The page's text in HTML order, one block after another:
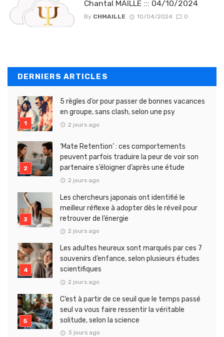
Chantal MAILLE ::: 04/10/2024
By CHMAILLE 10/04/2024 0
DERNIERS ARTICLES
5 règles d’or pour passer de bonnes vacances
en groupe, sans clash, selon une psy
2 jours ago
‘Mate Retention’ : ces comportements
peuvent parfois traduire la peur de voir son
partenaire s’éloigner d’après une étude
2 jours ago
Les chercheurs japonais ont identifié le
meilleur réflexe à adopter dès le réveil pour
retrouver de l’énergie
2 jours ago
Les adultes heureux sont marqués par ces 7
souvenirs d’enfance, selon plusieurs études
scientifiques
2 jours ago
C’est à partir de ce seuil que le temps passé
seul va vous faire ressentir la véritable
solitude, selon la science
3 jours ago